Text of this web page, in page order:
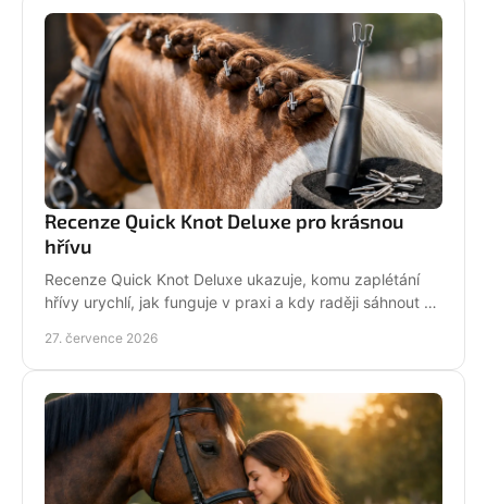
Recenze Quick Knot Deluxe pro krásnou
hřívu
Recenze Quick Knot Deluxe ukazuje, komu zaplétání
hřívy urychlí, jak funguje v praxi a kdy raději sáhnout po
27. července 2026